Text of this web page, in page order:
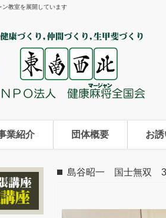
ン教室を展開しています
業紹介 団体概要 お
島谷昭一 国士無双